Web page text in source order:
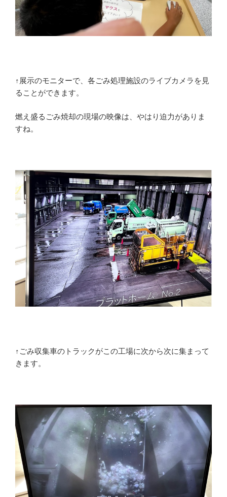
↑展示のモニターで、各ごみ処理施設のライブカメラを見
ることができます。
燃え盛るごみ焼却の現場の映像は、やはり迫力がありま
すね。
↑ごみ収集車のトラックがこの工場に次から次に集まって
きます。